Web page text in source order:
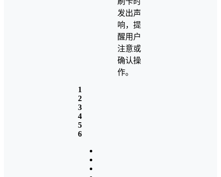
发出声
响，提
醒用户
注意或
确认操
作。
1
2
3
4
5
6